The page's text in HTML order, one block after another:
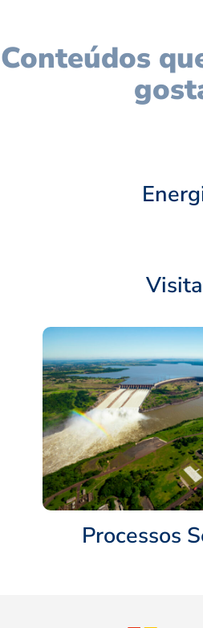
Conteúdos
Processos